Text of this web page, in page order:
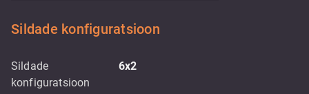
Sildade konfiguratsioon
Sildade
konfiguratsioon
6x2